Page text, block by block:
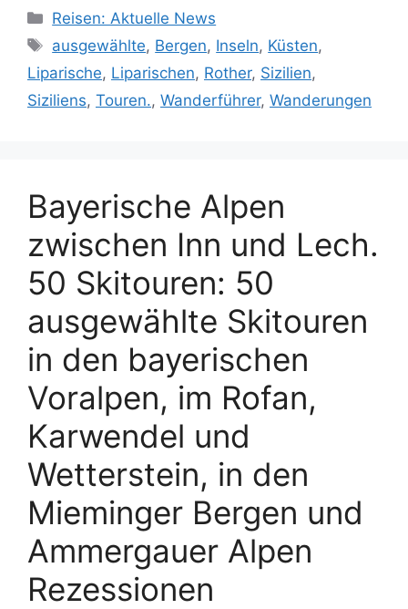
Kategorien
Reisen: Aktuelle News
Schlagwörter
ausgewählte, Bergen, Inseln, Küsten,
Liparische, Liparischen, Rother, Sizilien,
Siziliens, Touren., Wanderführer, Wanderungen
Bayerische Alpen
zwischen Inn und Lech.
50 Skitouren: 50
ausgewählte Skitouren
in den bayerischen
Voralpen, im Rofan,
Karwendel und
Wetterstein, in den
Mieminger Bergen und
Ammergauer Alpen
Rezessionen